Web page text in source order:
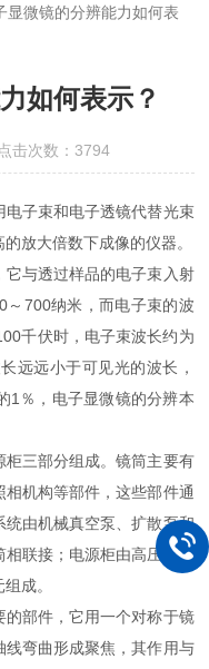
显微镜的分辨能力如何表
如何表示？
次数：3794
电子束和电子透镜代替光束
放大倍数下成像的仪器。
与透过样品的电子束入射
～700纳米，而电子束的波
千伏时，电子束波长约为
远远小于可见光的波长，
1％，电子显微镜的分辨本
三部分组成。镜筒主要有
机构等部件，这些部件通
由机械真空泵、扩散泵和
联接；电源柜由高压发生
成。
部件，它用一个对称于镜
弯曲形成聚焦，其作用与